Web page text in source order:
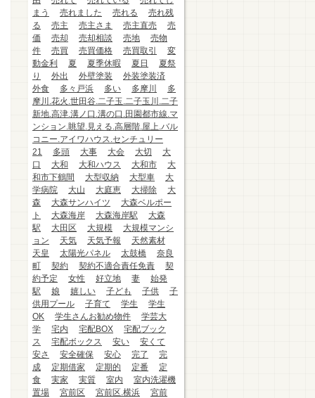
まう
売れました 売れる
売れ残
る
売主 売主さま 売主直売
売
価
売却 売却相談 売地
売物
件
売買 売買価格 売買取引
変
動金利
夏 夏季休暇 夏日
夏祭
り
外出 外壁塗装
外装塗装済
外食
多々戸浜 多い 多摩川
多
摩川.花火.世田谷.二子玉.二子玉川.二子
新地.高津.溝ノ口.溝の口.田園都市線.マ
ンション.眺望.見える.高層階.屋上.バル
コニー.アイワハウス.センチュリー
21
多頭 大事 大会 大切
大
口
大和 大和ハウス 大和市
大
和市下鶴間
大型収納 大型車
大
学病院
大山 大庭恵 大掃除
大
森
大森サンハイツ
大森ベルポー
ト
大森海岸 大森海岸駅
大森
駅
大田区 大規模
大規模マンシ
ョン
天気 天気予報
天然素材
天皇
太陽光パネル 太鼓橋
奈良
町
契約 契約不適合責任免責
契
約予定
女性 好立地 妻
始発
駅
娘 嬉しい 子ども 子供
子
供用プール
子育て 学生
学生
OK
学生さんお勧め物件
学芸大
学
宅内 宅配BOX
宅配ブック
ス
宅配ボックス 安い
安くて
安さ
安全確保 安心 完了
完
成
定期借家 定期的 定番
定
食
実家 実質 室内
室内洗濯機
置場
宮前区 宮前区.横浜
宮前